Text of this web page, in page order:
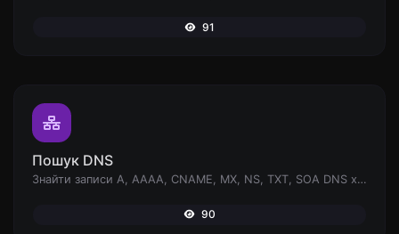
91
Пошук DNS
Знайти записи A, AAAA, CNAME, MX, NS, TXT, SOA DNS хоста.
90